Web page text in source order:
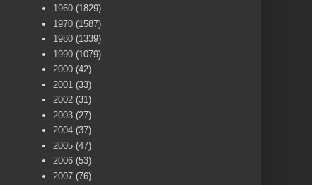
1960 (1829)
1970 (1587)
1980 (1339)
1990 (1079)
2000 (42)
2001 (33)
2002 (31)
2003 (27)
2004 (37)
2005 (47)
2006 (53)
2007 (76)